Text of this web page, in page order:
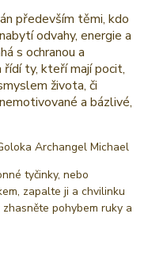
především těmi, kdo
odvahy, energie a
s ochranou a
ty, kteří mají pocit,
života, či
a bázlivé,
Archangel Michael
tyčinky, nebo
zapalte ji a chvilinku
pohybem ruky a